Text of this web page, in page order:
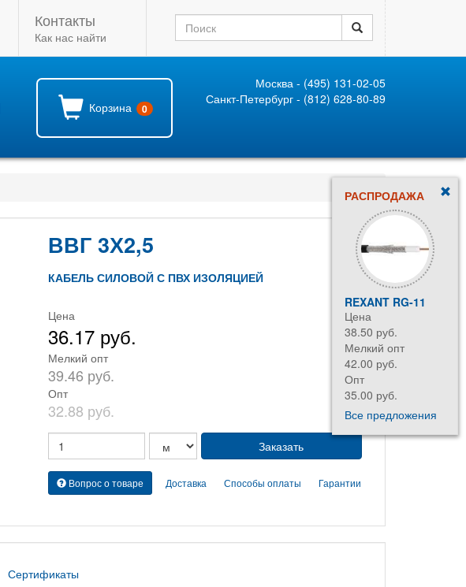
Контакты
Как нас найти
Корзина 0
Москва - (495) 131-02-05
Санкт-Петербург - (812) 628-80-89
РАСПРОДАЖА
REXANT RG-11
Цена
38.50 руб.
Мелкий опт
42.00 руб.
Опт
35.00 руб.
Все предложения
ВВГ 3Х2,5
КАБЕЛЬ СИЛОВОЙ С ПВХ ИЗОЛЯЦИЕЙ
Цена
36.17 руб.
Мелкий опт
39.46 руб.
Опт
32.88 руб.
Вопрос о товаре Гарантии
Способы оплаты
Доставка
Сертификаты